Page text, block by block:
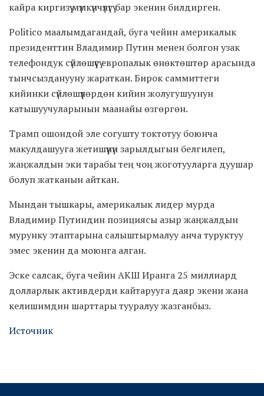
кайра киргизүү мүмкүнчүлүгү бар экенин билдирген.
Politico маалымдагандай, буга чейин америкалык
президенттин Владимир Путин менен болгон узак
телефондук сүйлөшүүсү европалык өнөктөштөр арасында
тынчсызданууну жараткан. Бирок саммиттеги
кийинки сүйлөшүүлөрдөн кийин жолугушуунун
катышуучуларынын маанайы өзгөргөн.
Трамп ошондой эле согушту токтотуу боюнча
макулдашууга жетишүүнүн зарылдыгын белгилеп,
жаңжалдын эки тарабы тең чоң жоготууларга дуушар
болуп жатканын айткан.
Мындан тышкары, америкалык лидер мурда
Владимир Путиндин позициясы азыр жаңжалдын
мурунку этаптарына салыштырмалуу анча туруктуу
эмес экенин да моюнга алган.
Эске салсак, буга чейин АКШ Иранга 25 миллиард
долларлык активдерди кайтарууга даяр экени жана
келишимдин шарттары тууралуу жазганбыз.
Источник